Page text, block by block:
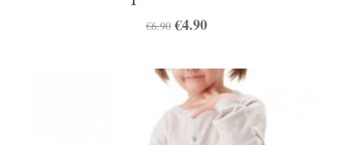
€6.90 Algne
oli:
€6.90.
€4.90Praegune
on:
€4.90.